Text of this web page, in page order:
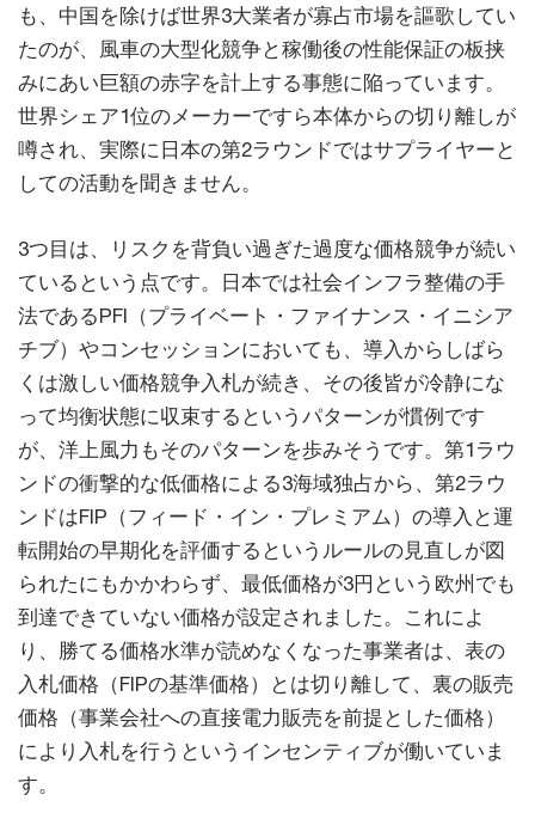
も、中国を除けば世界3大業者が寡占市場を謳歌してい
たのが、風車の大型化競争と稼働後の性能保証の板挟
みにあい巨額の赤字を計上する事態に陥っています。
世界シェア1位のメーカーですら本体からの切り離しが
噂され、実際に日本の第2ラウンドではサプライヤーと
しての活動を聞きません。
3つ目は、リスクを背負い過ぎた過度な価格競争が続い
ているという点です。日本では社会インフラ整備の手
法であるPFI（プライベート・ファイナンス・イニシア
チブ）やコンセッションにおいても、導入からしばら
くは激しい価格競争入札が続き、その後皆が冷静にな
って均衡状態に収束するというパターンが慣例です
が、洋上風力もそのパターンを歩みそうです。第1ラウ
ンドの衝撃的な低価格による3海域独占から、第2ラウ
ンドはFIP（フィード・イン・プレミアム）の導入と運
転開始の早期化を評価するというルールの見直しが図
られたにもかかわらず、最低価格が3円という欧州でも
到達できていない価格が設定されました。これによ
り、勝てる価格水準が読めなくなった事業者は、表の
入札価格（FIPの基準価格）とは切り離して、裏の販売
価格（事業会社への直接電力販売を前提とした価格）
により入札を行うというインセンティブが働いていま
す。